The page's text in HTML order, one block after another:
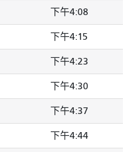
下午4:08
下午4:15
下午4:23
下午4:30
下午4:37
下午4:44